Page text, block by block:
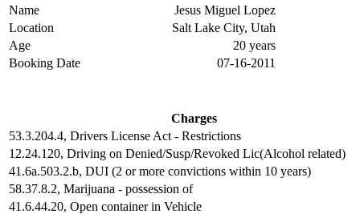
Name
Jesus Miguel Lopez
Location
Salt Lake City, Utah
Age
20 years
Booking Date
07-16-2011
Charges
53.3.204.4, Drivers License Act - Restrictions
12.24.120, Driving on Denied/Susp/Revoked Lic(Alcohol related)
41.6a.503.2.b, DUI (2 or more convictions within 10 years)
58.37.8.2, Marijuana - possession of
41.6.44.20, Open container in Vehicle